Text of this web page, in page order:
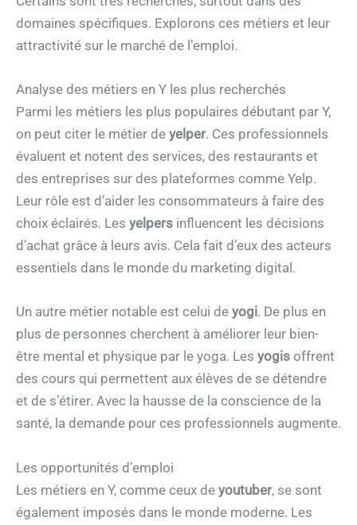
domaines spécifiques. Explorons ces métiers et leur
attractivité sur le marché de l’emploi.
Analyse des métiers en Y les plus recherchés
Parmi les métiers les plus populaires débutant par Y,
on peut citer le métier de yelper. Ces professionnels
évaluent et notent des services, des restaurants et
des entreprises sur des plateformes comme Yelp.
Leur rôle est d’aider les consommateurs à faire des
choix éclairés. Les yelpers influencent les décisions
d’achat grâce à leurs avis. Cela fait d’eux des acteurs
essentiels dans le monde du marketing digital.
Un autre métier notable est celui de yogi. De plus en
plus de personnes cherchent à améliorer leur bien-
être mental et physique par le yoga. Les yogis offrent
des cours qui permettent aux élèves de se détendre
et de s’étirer. Avec la hausse de la conscience de la
santé, la demande pour ces professionnels augmente.
Les opportunités d’emploi
Les métiers en Y, comme ceux de youtuber, se sont
également imposés dans le monde moderne. Les